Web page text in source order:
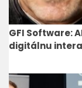
GFI Software:
digitálnu